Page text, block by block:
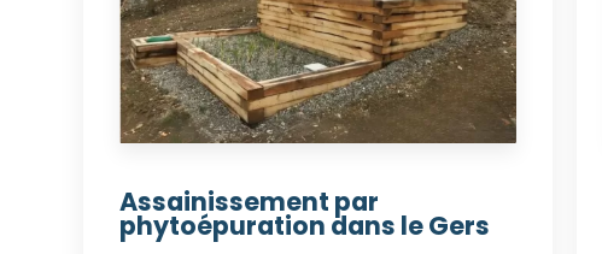
Assainissement par
phytoépuration dans le Gers